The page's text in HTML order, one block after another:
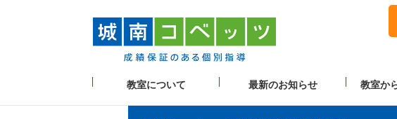
教室について 最新のお知らせ 教室か